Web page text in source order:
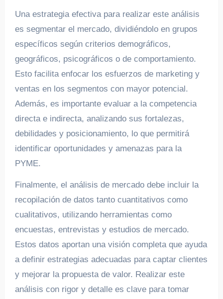
Una estrategia efectiva para realizar este análisis
es segmentar el mercado, dividiéndolo en grupos
específicos según criterios demográficos,
geográficos, psicográficos o de comportamiento.
Esto facilita enfocar los esfuerzos de marketing y
ventas en los segmentos con mayor potencial.
Además, es importante evaluar a la competencia
directa e indirecta, analizando sus fortalezas,
debilidades y posicionamiento, lo que permitirá
identificar oportunidades y amenazas para la
PYME.
Finalmente, el análisis de mercado debe incluir la
recopilación de datos tanto cuantitativos como
cualitativos, utilizando herramientas como
encuestas, entrevistas y estudios de mercado.
Estos datos aportan una visión completa que ayuda
a definir estrategias adecuadas para captar clientes
y mejorar la propuesta de valor. Realizar este
análisis con rigor y detalle es clave para tomar